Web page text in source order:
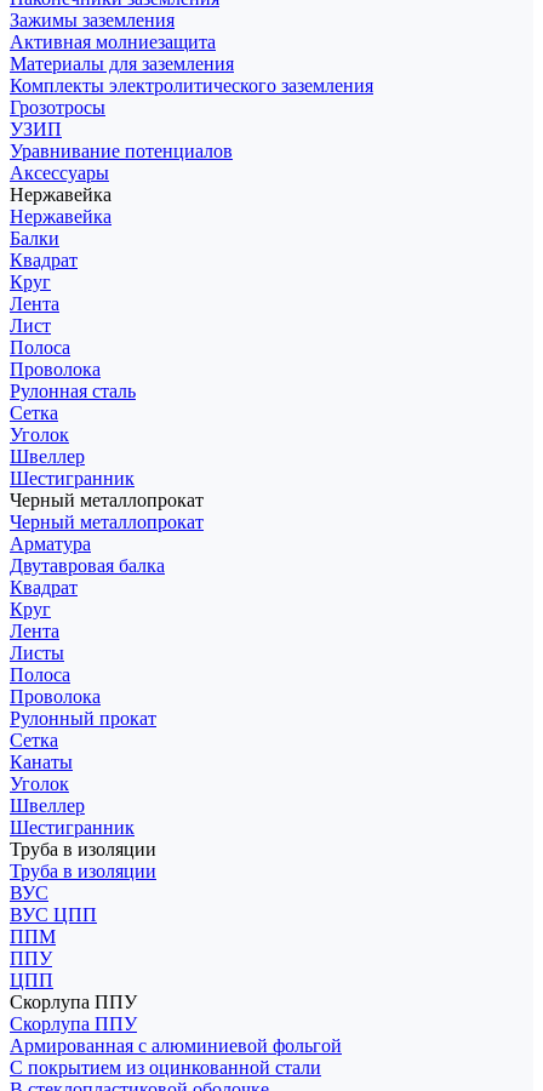
Зажимы заземления
Активная молниезащита
Материалы для заземления
Комплекты электролитического заземления
Грозотросы
УЗИП
Уравнивание потенциалов
Аксессуары
Нержавейка
Нержавейка
Балки
Квадрат
Круг
Лента
Лист
Полоса
Проволока
Рулонная сталь
Сетка
Уголок
Швеллер
Шестигранник
Черный металлопрокат
Черный металлопрокат
Арматура
Двутавровая балка
Квадрат
Круг
Лента
Листы
Полоса
Проволока
Рулонный прокат
Сетка
Канаты
Уголок
Швеллер
Шестигранник
Труба в изоляции
Труба в изоляции
ВУС
ВУС ЦПП
ППМ
ППУ
ЦПП
Скорлупа ППУ
Скорлупа ППУ
Армированная с алюминиевой фольгой
С покрытием из оцинкованной стали